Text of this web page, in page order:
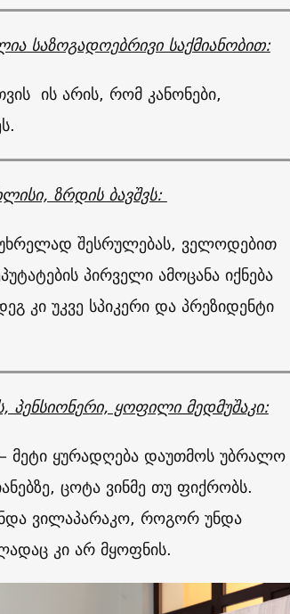
საზოგადოებრივი საქმიანობით:
ის არის, რომ კანონები,
ზრდის ბავშვს:
შესრულებას, ველოდებით
პირველი ამოცანა იქნება
კი უკვე სპიკერი და პრეზიდენტი
ყოფილი მედმუშაკი:
მეტი ყურადღება დაუთმოს უბრალო
ცოტა ვინმე თუ ფიქრობს.
ვილაპარაკო, როგორ უნდა
კი არ მყოფნის.